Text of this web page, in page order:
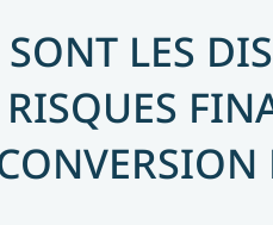
SONT LES
RISQUES